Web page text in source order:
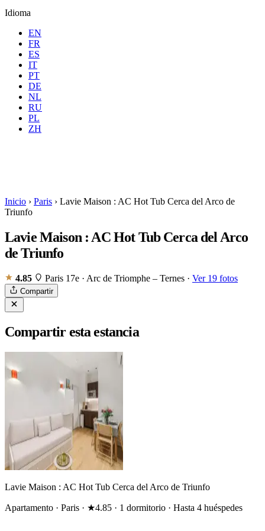
Idioma
EN
FR
ES
IT
PT
DE
NL
RU
PL
ZH
Dónde Todas
Inicio › Paris › Lavie Maison : AC Hot Tub Cerca del Arco de
Triunfo
Lavie Maison : AC Hot Tub Cerca del Arco
de Triunfo
4.85 Paris 17e · Arc de Triomphe – Ternes · Ver 19 fotos
Compartir
Compartir esta estancia
Lavie Maison : AC Hot Tub Cerca del Arco de Triunfo
Apartamento · Paris · ★4.85 · 1 dormitorio · Hasta 4 huéspedes